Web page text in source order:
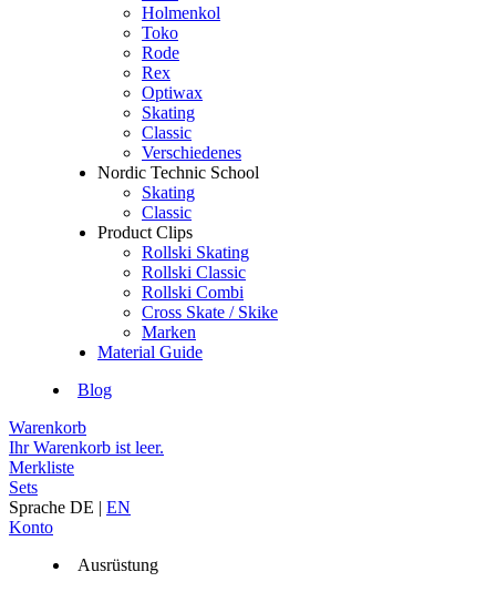
Holmenkol
Toko
Rode
Rex
Optiwax
Skating
Classic
Verschiedenes
Nordic Technic School
Skating
Classic
Product Clips
Rollski Skating
Rollski Classic
Rollski Combi
Cross Skate / Skike
Marken
Material Guide
Blog
Warenkorb
Ihr Warenkorb ist leer.
Merkliste
Sets
Sprache DE | EN
Konto
Ausrüstung